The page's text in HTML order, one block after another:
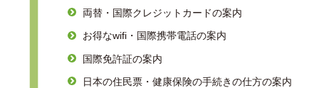
両替・国際クレジットカードの案内
お得なwifi・国際携帯電話の案内
国際免許証の案内
日本の住民票・健康保険の手続きの仕方の案内